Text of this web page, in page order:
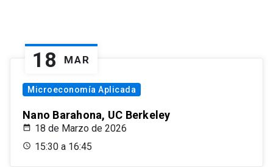
18 MAR
Microeconomía Aplicada
Nano Barahona, UC Berkeley
18 de Marzo de 2026
15:30 a 16:45